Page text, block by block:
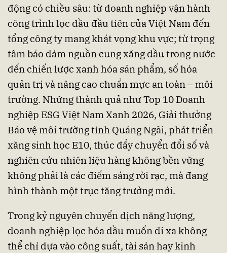
động có chiều sâu: từ doanh nghiệp vận hành
công trình lọc dầu đầu tiên của Việt Nam đến
tổng công ty mang khát vọng khu vực; từ trọng
tâm bảo đảm nguồn cung xăng dầu trong nước
đến chiến lược xanh hóa sản phẩm, số hóa
quản trị và nâng cao chuẩn mực an toàn – môi
trường. Những thành quả như Top 10 Doanh
nghiệp ESG Việt Nam Xanh 2026, Giải thưởng
Bảo vệ môi trường tỉnh Quảng Ngãi, phát triển
xăng sinh học E10, thúc đẩy chuyển đổi số và
nghiên cứu nhiên liệu hàng không bền vững
không phải là các điểm sáng rời rạc, mà đang
hình thành một trục tăng trưởng mới.
Trong kỷ nguyên chuyển dịch năng lượng,
doanh nghiệp lọc hóa dầu muốn đi xa không
thể chỉ dựa vào công suất, tài sản hay kinh